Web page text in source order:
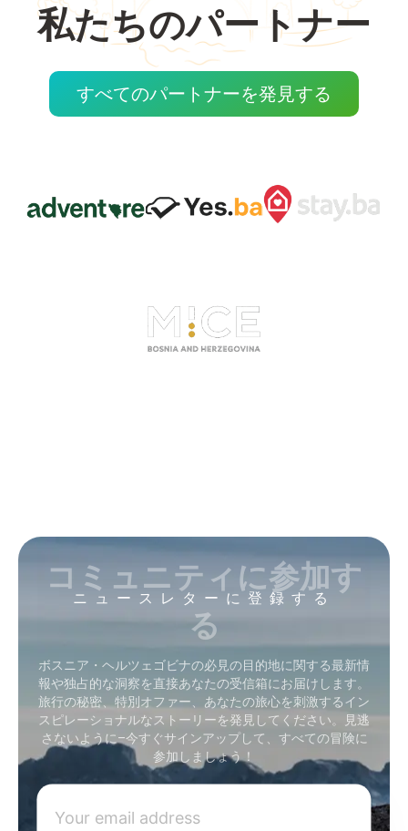
私たちのパートナー
すべてのパートナーを発見する
ニュースレターに登録する
コミュニティに参加す
る
ボスニア・ヘルツェゴビナの必見の目的地に関する最新情
報や独占的な洞察を直接あなたの受信箱にお届けします。
旅行の秘密、特別オファー、あなたの旅心を刺激するイン
スピレーショナルなストーリーを発見してください。見逃
さないように–今すぐサインアップして、すべての冒険に
参加しましょう！